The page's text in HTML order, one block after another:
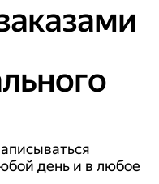
день и в любое